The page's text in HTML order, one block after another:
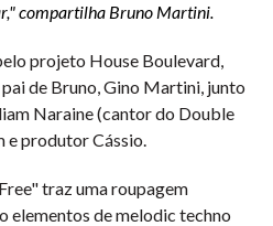
compartilha Bruno Martini.
projeto House Boulevard,
de Bruno, Gino Martini, junto
Naraine (cantor do Double
e produtor Cássio.
traz uma roupagem
elementos de melodic techno